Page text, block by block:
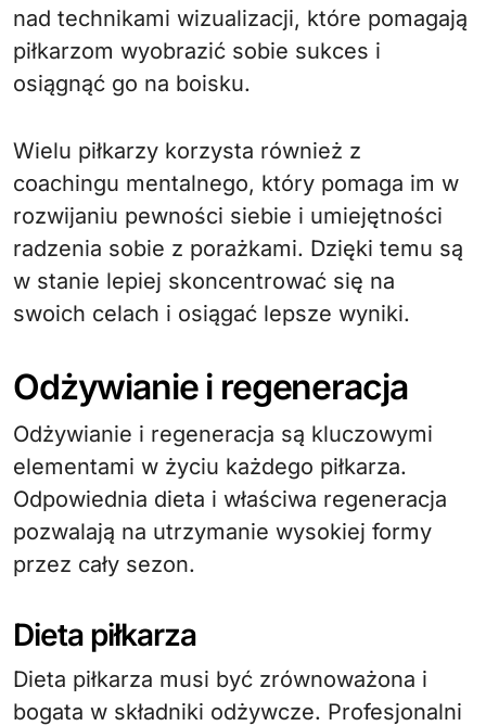
nad technikami wizualizacji, które pomagają
piłkarzom wyobrazić sobie sukces i
osiągnąć go na boisku.
Wielu piłkarzy korzysta również z
coachingu mentalnego, który pomaga im w
rozwijaniu pewności siebie i umiejętności
radzenia sobie z porażkami. Dzięki temu są
w stanie lepiej skoncentrować się na
swoich celach i osiągać lepsze wyniki.
Odżywianie i regeneracja
Odżywianie i regeneracja są kluczowymi
elementami w życiu każdego piłkarza.
Odpowiednia dieta i właściwa regeneracja
pozwalają na utrzymanie wysokiej formy
przez cały sezon.
Dieta piłkarza
Dieta piłkarza musi być zrównoważona i
bogata w składniki odżywcze. Profesjonalni